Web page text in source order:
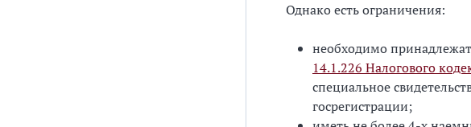
Однако есть ограничения:
необходимо
14.1.226 Налогового
специальное
госрегистрации;